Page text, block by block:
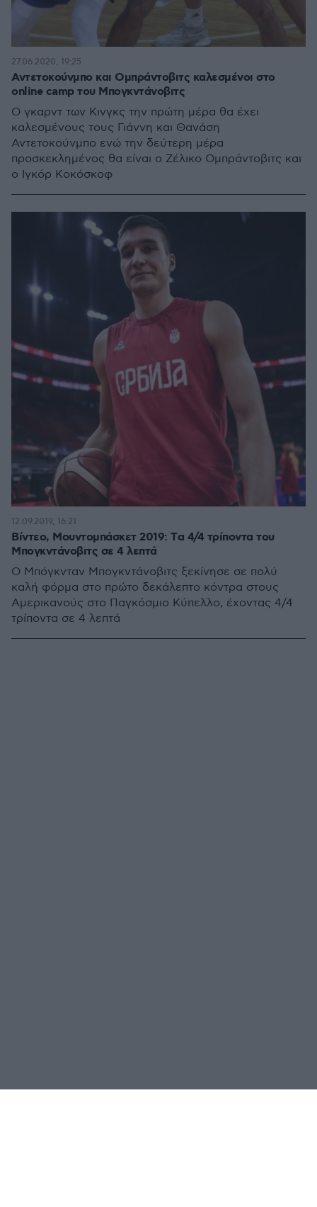
Αντετοκούνμπο και Ομπράντοβιτς καλεσμένοι στο
online camp του Μπογκντάνοβιτς
Ο γκαρντ των Κινγκς την πρώτη μέρα θα έχει
καλεσμένους τους Γιάννη και Θανάση
Αντετοκούνμπο ενώ την δεύτερη μέρα
προσκεκλημένος θα είναι ο Ζέλικο Ομπράντοβιτς και
ο Ιγκόρ Κοκόσκοφ
27.06.2020, 19:25
Βίντεο, Μουντομπάσκετ 2019: Tα 4/4 τρίποντα του
Μπογκντάνοβιτς σε 4 λεπτά
Ο Μπόγκνταν Μπογκντάνοβιτς ξεκίνησε σε πολύ
καλή φόρμα στο πρώτο δεκάλεπτο κόντρα στους
Αμερικανούς στο Παγκόσμιο Κύπελλο, έχοντας 4/4
τρίποντα σε 4 λεπτά
12.09.2019, 16:21